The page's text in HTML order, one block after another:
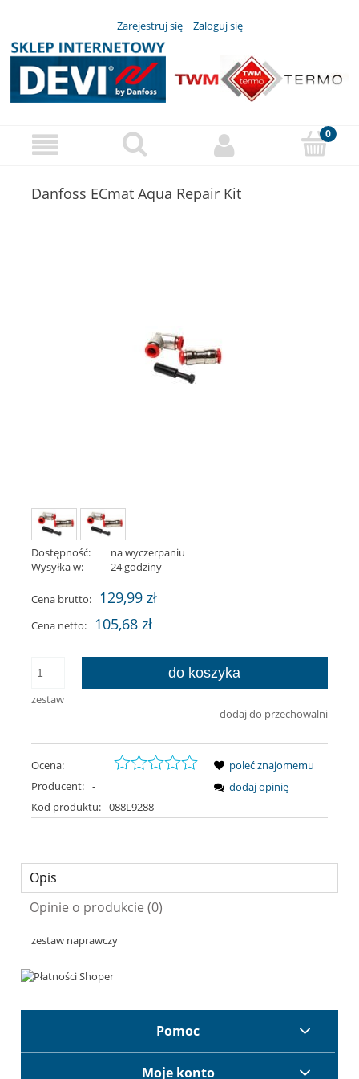
Zarejestruj się Zaloguj się
Danfoss ECmat Aqua Repair Kit
Dostępność:
na wyczerpaniu
Wysyłka w:
24 godziny
Cena brutto: 129,99 zł
Cena netto: 105,68 zł
zestaw
do koszyka
dodaj do przechowalni
Ocena:
Producent: -
Kod produktu: 088L9288
poleć znajomemu
dodaj opinię
Opis
Opinie o produkcie (0)
zestaw naprawczy
Pomoc
Moje konto